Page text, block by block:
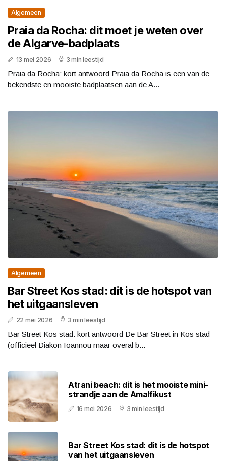
Algemeen
Praia da Rocha: dit moet je weten over
de Algarve-badplaats
13 mei 2026 3 min leestijd
Praia da Rocha: kort antwoord Praia da Rocha is een van de
bekendste en mooiste badplaatsen aan de A...
Algemeen
Bar Street Kos stad: dit is de hotspot van
het uitgaansleven
22 mei 2026 3 min leestijd
Bar Street Kos stad: kort antwoord De Bar Street in Kos stad
(officieel Diakon Ioannou maar overal b...
Atrani beach: dit is het mooiste mini-
strandje aan de Amalfikust
16 mei 2026 3 min leestijd
Bar Street Kos stad: dit is de hotspot
van het uitgaansleven